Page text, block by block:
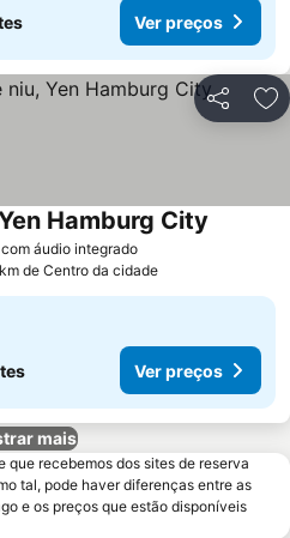
Ver preços
Partilhar
áudio integradoVer preços
Hamburg City
de Centro da cidade
Ver preços
mais
que recebemos dos sites de reserva
tal, pode haver diferenças entre as
e os preços que estão disponíveis